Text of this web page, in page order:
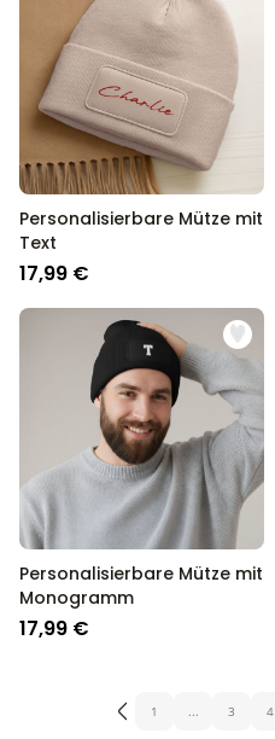
Personalisierbare Mütze mit
Text
17,99 €
Personalisierbare Mütze mit
Monogramm
17,99 €
1 ... 3 4